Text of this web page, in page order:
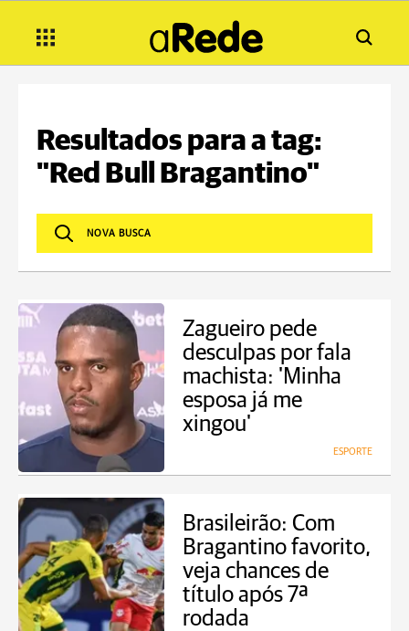
Resultados para a tag:
"Red Bull Bragantino"
Zagueiro pede
desculpas por fala
machista: 'Minha
esposa já me
xingou'
ESPORTE
Brasileirão: Com
Bragantino favorito,
veja chances de
título após 7ª
rodada